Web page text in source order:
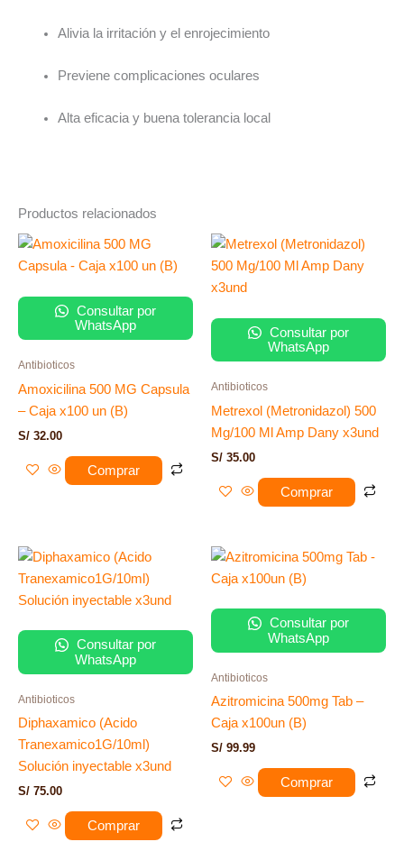
Alivia la irritación y el enrojecimiento
Previene complicaciones oculares
Alta eficacia y buena tolerancia local
Productos relacionados
Consultar por
WhatsApp
Antibioticos
Amoxicilina 500 MG Capsula
– Caja x100 un (B)
S/ 32.00
Comprar
Consultar por
WhatsApp
Antibioticos
Metrexol (Metronidazol) 500
Mg/100 Ml Amp Dany x3und
S/ 35.00
Comprar
Consultar por
WhatsApp
Antibioticos
Diphaxamico (Acido
Tranexamico1G/10ml)
Solución inyectable x3und
S/ 75.00
Comprar
Consultar por
WhatsApp
Antibioticos
Azitromicina 500mg Tab –
Caja x100un (B)
S/ 99.99
Comprar